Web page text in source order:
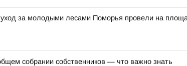
уход за молодыми лесами Поморья провели на
собрании собственников — что важно знать